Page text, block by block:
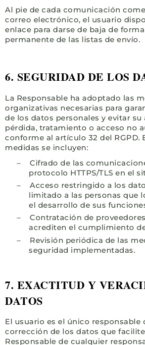
Al pie de cada comunicación
correo electrónico, el usuario
enlace para darse de baja de
permanente de las listas de envío.
6. SEGURIDAD DE LOS
La Responsable ha adoptado las
organizativas necesarias para
de los datos personales y evitar su
pérdida, tratamiento o acceso no
conforme al artículo 32 del RGPD.
medidas se incluyen:
–
Cifrado de las
protocolo HTTPS/TLS en el
–
Acceso restringido a los
limitado a las personas que
el desarrollo de sus
–
Contratación de
acrediten el cumplimiento
–
Revisión periódica de las
seguridad implementadas.
7. EXACTITUD Y
DATOS
El usuario es el único responsable
corrección de los datos que
Responsable de cualquier